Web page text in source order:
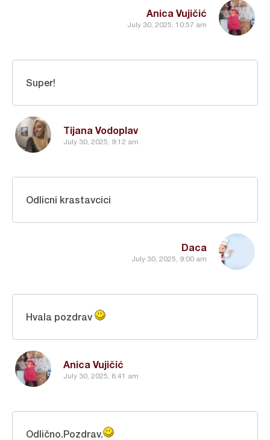
Anica Vujičić
July 30, 2025, 10:57 am
Tijana Vodoplav
July 30, 2025, 9:12 am
Super!
Daca
July 30, 2025, 9:00 am
Odlicni krastavcici
Anica Vujičić
July 30, 2025, 8:41 am
Hvala pozdrav
Odlično.Pozdrav.